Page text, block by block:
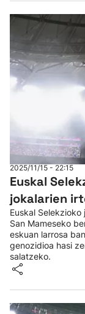
2025/11/15 - 22:15
Euskal
jokalarien
Euskal
San Mameseko
eskuan larrosa
genozidioa hasi
salatzeko.